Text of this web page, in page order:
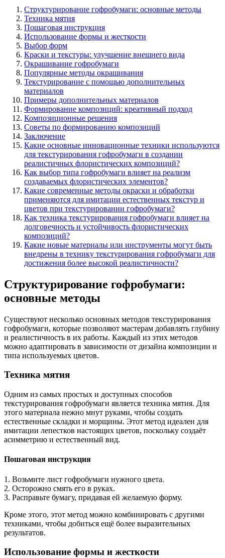
Структурирование гофробумаги: основные методы
Техника мятия
Пошаговая инструкция
Использование формы и жесткости
Выбор форм
Краски и текстуры: улучшение внешнего вида
Окрашивание гофробумаги
Популярные методы окрашивания
Текстурирование с помощью дополнительных
материалов
Примеры дополнительных материалов
Формирование композиций: креативный подход
Композиционные решения
Советы по формированию композиций
Заключение
Какие основные инновационные техники используются
для текстурирования гофробумаги в создании
реалистичных флористических композиций?
Как выбор типа гофробумаги влияет на реализм
создаваемых флористических элементов?
Какие современные методы окраски и обработки
применяются для имитации естественных текстур и
цветов при текстурировании гофробумаги?
Как техника текстурирования гофробумаги влияет на
долговечность и устойчивость флористических
композиций?
Какие новые материалы или инструменты могут быть
внедрены в технику текстурирования гофробумаги для
достижения более высокой реалистичности?
Структурирование гофробумаги:
основные методы
Существуют несколько основных методов текстурирования
гофробумаги, которые позволяют мастерам добавлять глубину
и реалистичность в их работы. Каждый из этих методов
можно адаптировать в зависимости от дизайна композиции и
типа используемых цветов.
Техника мятия
Одним из самых простых и доступных способов
текстурирования гофробумаги является техника мятия. Для
этого материала нежно мнут руками, чтобы создать
естественные складки и морщины. Этот метод идеален для
имитации лепестков настоящих цветов, поскольку создаёт
асимметрию и естественный вид.
Пошаговая инструкция
1. Возьмите лист гофробумаги нужного цвета.
2. Осторожно смять его в руках.
3. Расправьте бумагу, придавая ей желаемую форму.
Кроме этого, этот метод можно комбинировать с другими
техниками, чтобы добиться ещё более выразительных
результатов.
Использование формы и жесткости